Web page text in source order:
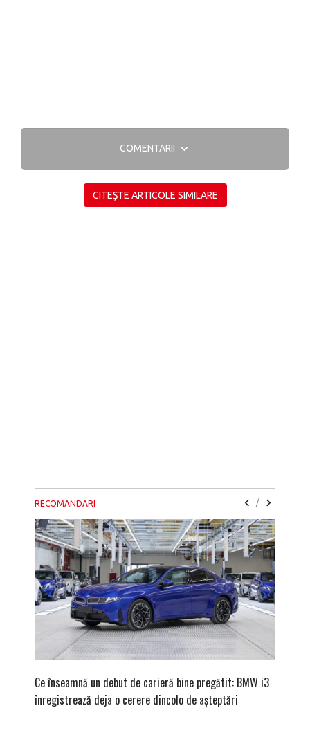
COMENTARII
CITEȘTE ARTICOLE SIMILARE
RECOMANDARI /
Ce înseamnă un debut de carieră bine pregătit: BMW i3
înregistrează deja o cerere dincolo de așteptări